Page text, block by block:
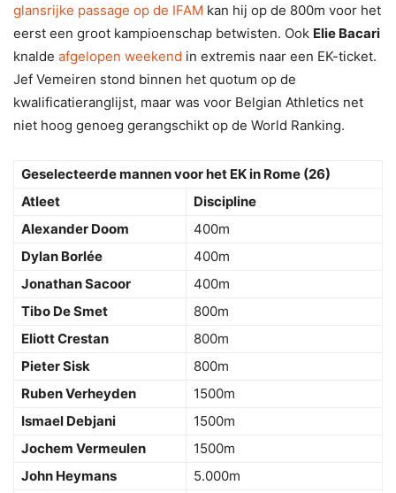
glansrijke passage op de IFAM kan hij op de 800m voor het
eerst een groot kampioenschap betwisten. Ook Elie Bacari
knalde afgelopen weekend in extremis naar een EK-ticket.
Jef Vemeiren stond binnen het quotum op de
kwalificatieranglijst, maar was voor Belgian Athletics net
niet hoog genoeg gerangschikt op de World Ranking.
Geselecteerde mannen voor het EK in Rome (26)
Atleet
Discipline
Alexander Doom
400m
Dylan Borlée
400m
Jonathan Sacoor
400m
Tibo De Smet
800m
Eliott Crestan
800m
Pieter Sisk
800m
Ruben Verheyden
1500m
Ismael Debjani
1500m
Jochem Vermeulen
1500m
John Heymans
5.000m